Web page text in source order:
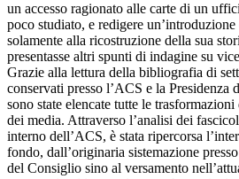
un accesso ragionato alle carte di un
poco studiato, e redigere
solamente alla ricostruzione della sua
presentasse altri spunti di indagine su
Grazie alla lettura della bibliografia di
conservati presso l’ACS e la
sono state elencate tutte le
dei media. Attraverso l’analisi dei
interno dell’ACS, è stata ripercorsa
fondo, dall’originaria sistemazione
del Consiglio sino al versamento